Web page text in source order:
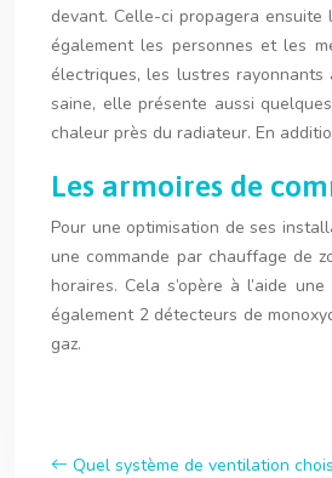
devant. Celle-ci propagera
également les personnes et les
électriques, les lustres
saine, elle présente aussi
chaleur près du radiateur. En
Les armoires de
Pour une optimisation de ses
une commande par chauffage de
horaires. Cela s’opère à l’aide
également 2 détecteurs de
gaz.
Quel système de ventilation